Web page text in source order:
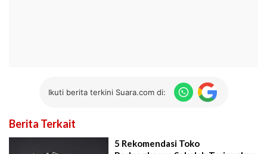
Ikuti berita terkini Suara.com di:
Berita Terkait
5 Rekomendasi Toko